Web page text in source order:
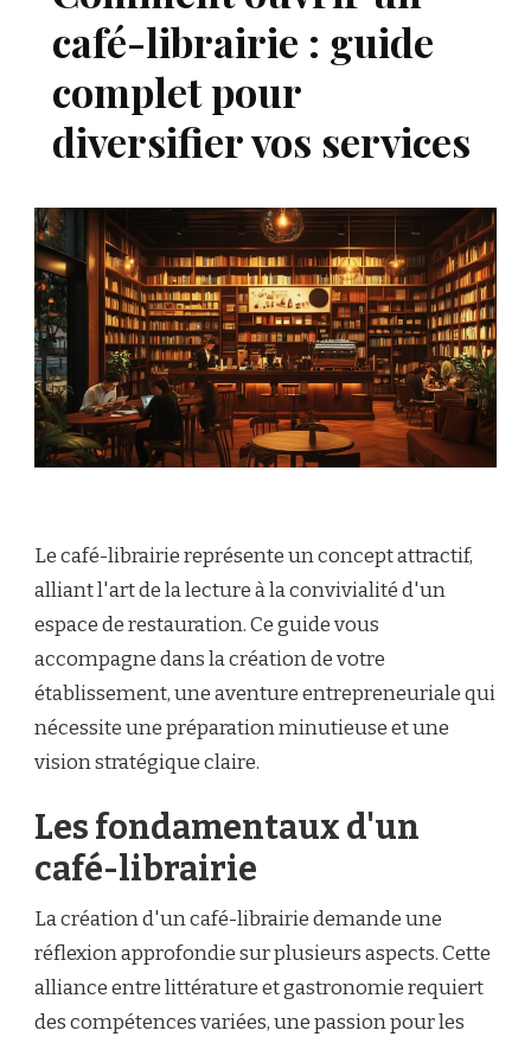
café-librairie : guide
complet pour
diversifier vos services
Le café-librairie représente un concept attractif,
alliant l'art de la lecture à la convivialité d'un
espace de restauration. Ce guide vous
accompagne dans la création de votre
établissement, une aventure entrepreneuriale qui
nécessite une préparation minutieuse et une
vision stratégique claire.
Les fondamentaux d'un
café-librairie
La création d'un café-librairie demande une
réflexion approfondie sur plusieurs aspects. Cette
alliance entre littérature et gastronomie requiert
des compétences variées, une passion pour les